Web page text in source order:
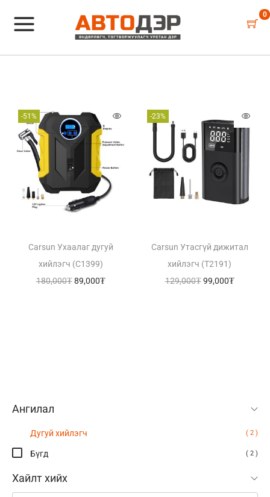
0
-51%
Carsun Ухаалаг дугуй
хийлэгч (C1399)
180,000₮ 89,000₮
-23%
Carsun Утасгүй дижитал
хийлэгч (T2191)
129,000₮ 99,000₮
Ангилал
Дугуй хийлэгч ( 2 )
Бүгд ( 2 )
Хайлт хийх